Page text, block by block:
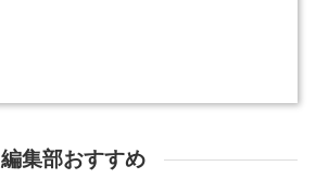
編集部おすすめ